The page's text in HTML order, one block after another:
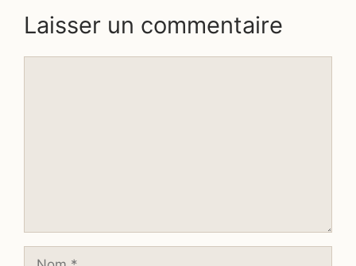
Laisser un commentaire
Nom